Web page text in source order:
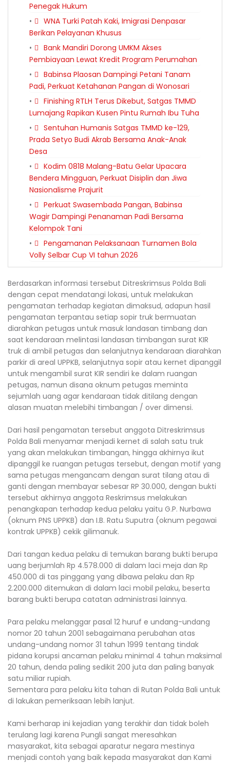
Penegak Hukum
WNA Turki Patah Kaki, Imigrasi Denpasar
Berikan Pelayanan Khusus
Bank Mandiri Dorong UMKM Akses
Pembiayaan Lewat Kredit Program Perumahan
Babinsa Plaosan Dampingi Petani Tanam
Padi, Perkuat Ketahanan Pangan di Wonosari
Finishing RTLH Terus Dikebut, Satgas TMMD
Lumajang Rapikan Kusen Pintu Rumah Ibu Tuha
Sentuhan Humanis Satgas TMMD ke-129,
Prada Setyo Budi Akrab Bersama Anak-Anak
Desa
Kodim 0818 Malang-Batu Gelar Upacara
Bendera Mingguan, Perkuat Disiplin dan Jiwa
Nasionalisme Prajurit
Perkuat Swasembada Pangan, Babinsa
Wagir Dampingi Penanaman Padi Bersama
Kelompok Tani
Pengamanan Pelaksanaan Turnamen Bola
Volly Selbar Cup VI tahun 2026
Berdasarkan informasi tersebut Ditreskrimsus Polda Bali
dengan cepat mendatangi lokasi, untuk melakukan
pengamatan terhadap kegiatan dimaksud, adapun hasil
pengamatan terpantau setiap sopir truk bermuatan
diarahkan petugas untuk masuk landasan timbang dan
saat kendaraan melintasi landasan timbangan surat KIR
truk di ambil petugas dan selanjutnya kendaraan diarahkan
parkir di areal UPPKB, selanjutnya sopir atau kernet dipanggil
untuk mengambil surat KIR sendiri ke dalam ruangan
petugas, namun disana oknum petugas meminta
sejumlah uang agar kendaraan tidak ditilang dengan
alasan muatan melebihi timbangan / over dimensi.
Dari hasil pengamatan tersebut anggota Ditreskrimsus
Polda Bali menyamar menjadi kernet di salah satu truk
yang akan melakukan timbangan, hingga akhirnya ikut
dipanggil ke ruangan petugas tersebut, dengan motif yang
sama petugas mengancam dengan surat tilang atau di
ganti dengan membayar sebesar RP 30.000, dengan bukti
tersebut akhirnya anggota Reskrimsus melakukan
penangkapan terhadap kedua pelaku yaitu G.P. Nurbawa
(oknum PNS UPPKB) dan I.B. Ratu Suputra (oknum pegawai
kontrak UPPKB) cekik gilimanuk.
Dari tangan kedua pelaku di temukan barang bukti berupa
uang berjumlah Rp 4.578.000 di dalam laci meja dan Rp
450.000 di tas pinggang yang dibawa pelaku dan Rp
2.200.000 ditemukan di dalam laci mobil pelaku, beserta
barang bukti berupa catatan administrasi lainnya.
Para pelaku melanggar pasal 12 huruf e undang-undang
nomor 20 tahun 2001 sebagaimana perubahan atas
undang-undang nomor 31 tahun 1999 tentang tindak
pidana korupsi ancaman pelaku minimal 4 tahun maksimal
20 tahun, denda paling sedikit 200 juta dan paling banyak
satu miliar rupiah.
Sementara para pelaku kita tahan di Rutan Polda Bali untuk
di lakukan pemeriksaan lebih lanjut.
Kami berharap ini kejadian yang terakhir dan tidak boleh
terulang lagi karena Pungli sangat meresahkan
masyarakat, kita sebagai aparatur negara mestinya
menjadi contoh yang baik kepada masyarakat dan Kami